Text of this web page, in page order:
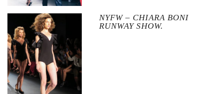
NYFW – CHIARA BONI
RUNWAY SHOW.